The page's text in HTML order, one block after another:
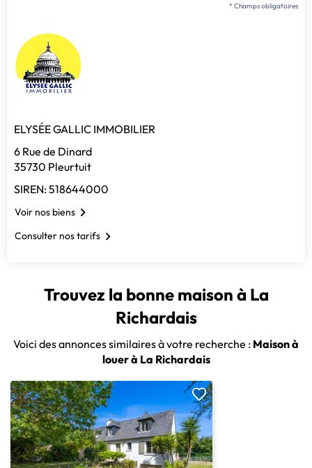
* Champs obligatoires
ELYSÉE GALLIC IMMOBILIER
6 Rue de Dinard
35730 Pleurtuit
SIREN: 518644000
Voir nos biens
Consulter nos tarifs
Trouvez la bonne maison à La
Richardais
Voici des annonces similaires à votre recherche : Maison à
louer à La Richardais